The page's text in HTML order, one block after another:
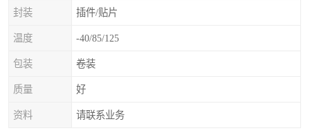
封装 插件/贴片
温度 -40/85/125
包装 卷装
质量 好
资料 请联系业务